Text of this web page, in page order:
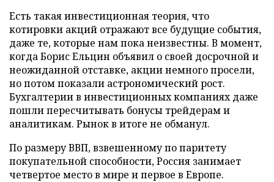
Есть такая инвестиционная теория, что
котировки акций отражают все будущие события,
даже те, которые нам пока неизвестны. В момент,
когда Борис Ельцин объявил о своей досрочной и
неожиданной отставке, акции немного просели,
но потом показали астрономический рост.
Бухгалтерии в инвестиционных компаниях даже
пошли пересчитывать бонусы трейдерам и
аналитикам. Рынок в итоге не обманул.
По размеру ВВП, взвешенному по паритету
покупательной способности, Россия занимает
четвертое место в мире и первое в Европе.